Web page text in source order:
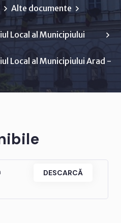
Alte documente
Local al Municipiului
Local al Municipiului Arad -
DESCARCĂ